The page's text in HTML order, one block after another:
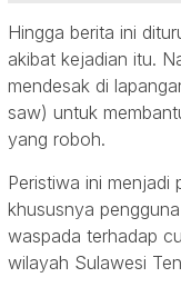
Hingga berita ini
akibat kejadian itu.
mendesak di
saw) untuk
yang roboh.
Peristiwa ini menjadi
khususnya
waspada terhadap
wilayah Sulawesi